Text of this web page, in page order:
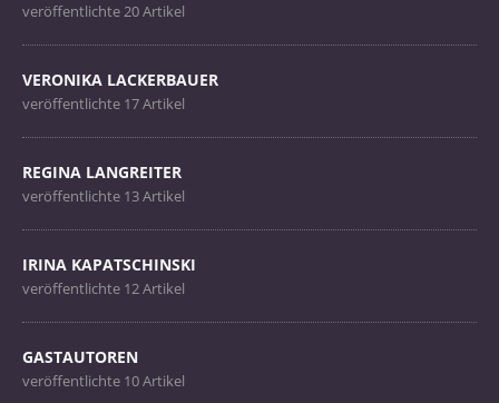
veröffentlichte 20 Artikel
VERONIKA LACKERBAUER
veröffentlichte 17 Artikel
REGINA LANGREITER
veröffentlichte 13 Artikel
IRINA KAPATSCHINSKI
veröffentlichte 12 Artikel
GASTAUTOREN
veröffentlichte 10 Artikel